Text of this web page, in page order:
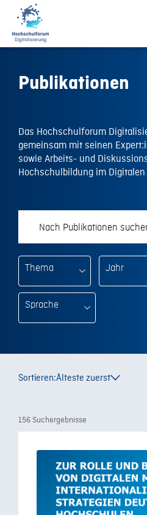
Publikationen
Das Hochschulforum
gemeinsam mit seinen
sowie Arbeits- und
Hochschulbildung im Digitalen
Thema Jahr
Sprache
Sortieren:Älteste zuerst
156 Suchergebnisse